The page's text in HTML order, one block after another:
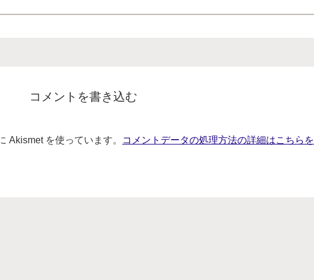
コメントを書き込む
Akismet を使っています。
コメントデータの処理方法の詳細はこちらを